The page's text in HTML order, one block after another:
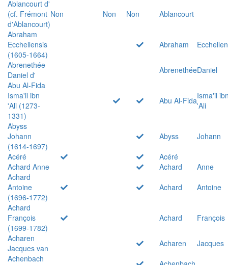
Ablancourt d'
(cf. Frémont
d'Ablancourt)
Non Non Non
Ablancourt
Abraham
Ecchellensis
(1605-1664)
Abraham
Abrenethée
Daniel d'
AbrenethéeDaniel
Abu Al-Fida
Isma'il ibn
'Ali (1273-
1331)
Abu Al-FidaIsma'il
'Ali
Abyss
Johann
(1614-1697)
Abyss
Johann
Acéré
Acéré
Achard Anne
Achard
Anne
Achard
Antoine
(1696-1772)
Achard
Antoine
Achard
François
(1699-1782)
Achard
François
Acharen
Jacques van
Acharen
Jacques
Achenbach